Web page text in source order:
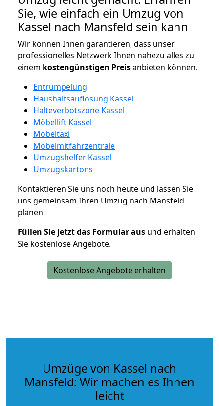
Sie, wie einfach ein Umzug von
Kassel nach Mansfeld sein kann
Wir können Ihnen garantieren, dass unser
professionelles Netzwerk Ihnen nahezu alles zu
einem kostengünstigen Preisanbieten können.
Entrümpelung
Haushaltsauflösung Kassel
Halteverbotszone Kassel
Möbellift Kassel
Möbeltaxi
Möbelmitfahrzentrale
Umzugshelfer Kassel
Umzugskartons
Kontaktieren Sie uns noch heute und lassen Sie
uns gemeinsam Ihren Umzug nach Mansfeld
planen!
Füllen Sie jetzt das Formular aus und erhalten
Sie kostenlose Angebote.
Kostenlose Angebote erhalten
Umzüge von Kassel nach
Mansfeld: Wir machen es Ihnen
leicht